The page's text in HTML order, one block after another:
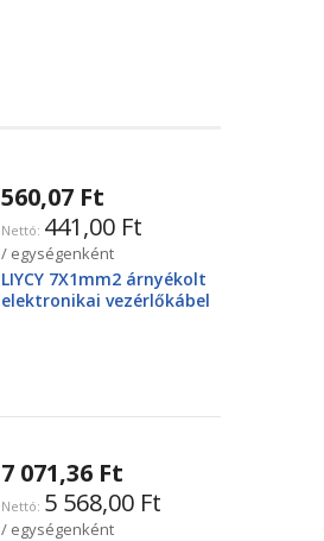
560,07 Ft
441,00 Ft
/ egységenként
LIYCY 7X1mm2 árnyékolt
elektronikai vezérlőkábel
7 071,36 Ft
5 568,00 Ft
/ egységenként